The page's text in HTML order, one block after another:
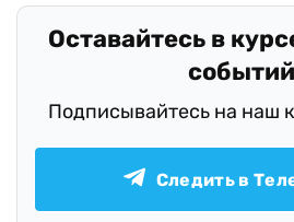
Оставайтесь в
Подписывайтесь на наш
Следить в